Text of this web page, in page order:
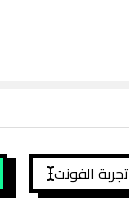
تجربة الفونت